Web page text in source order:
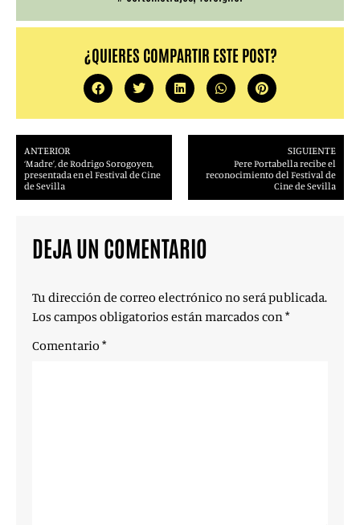
¿QUIERES COMPARTIR ESTE POST?
ANTERIOR
‘Madre’, de Rodrigo Sorogoyen,
presentada en el Festival de Cine
de Sevilla
SIGUIENTE
Pere Portabella recibe el
reconocimiento del Festival de
Cine de Sevilla
DEJA UN COMENTARIO
Tu dirección de correo electrónico no será publicada.
Los campos obligatorios están marcados con *
Comentario *